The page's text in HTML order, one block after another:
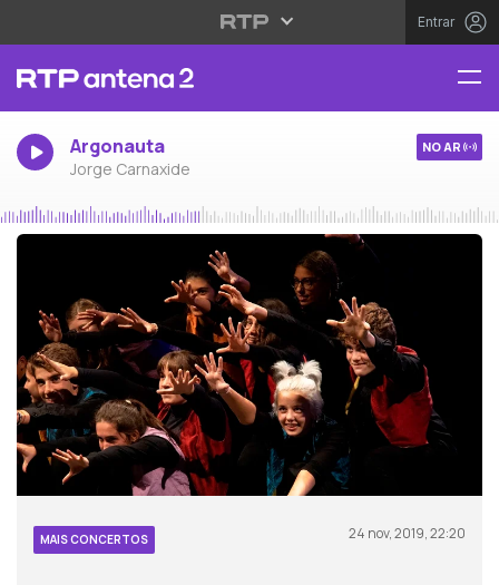
Entrar
Argonauta
Jorge Carnaxide
NO AR
MAIS CONCERTOS 24 nov, 2019, 22:20